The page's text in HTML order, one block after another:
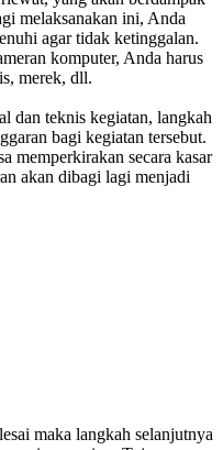
melaksanakan ini, Anda
agar tidak ketinggalan.
komputer, Anda harus
merek, dll.
dan teknis kegiatan, langkah
bagi kegiatan tersebut.
memperkirakan secara kasar
akan dibagi lagi menjadi
maka langkah selanjutnya